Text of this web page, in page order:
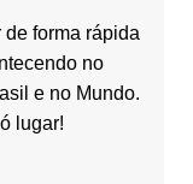
forma rápida
no
e no Mundo.
lugar!